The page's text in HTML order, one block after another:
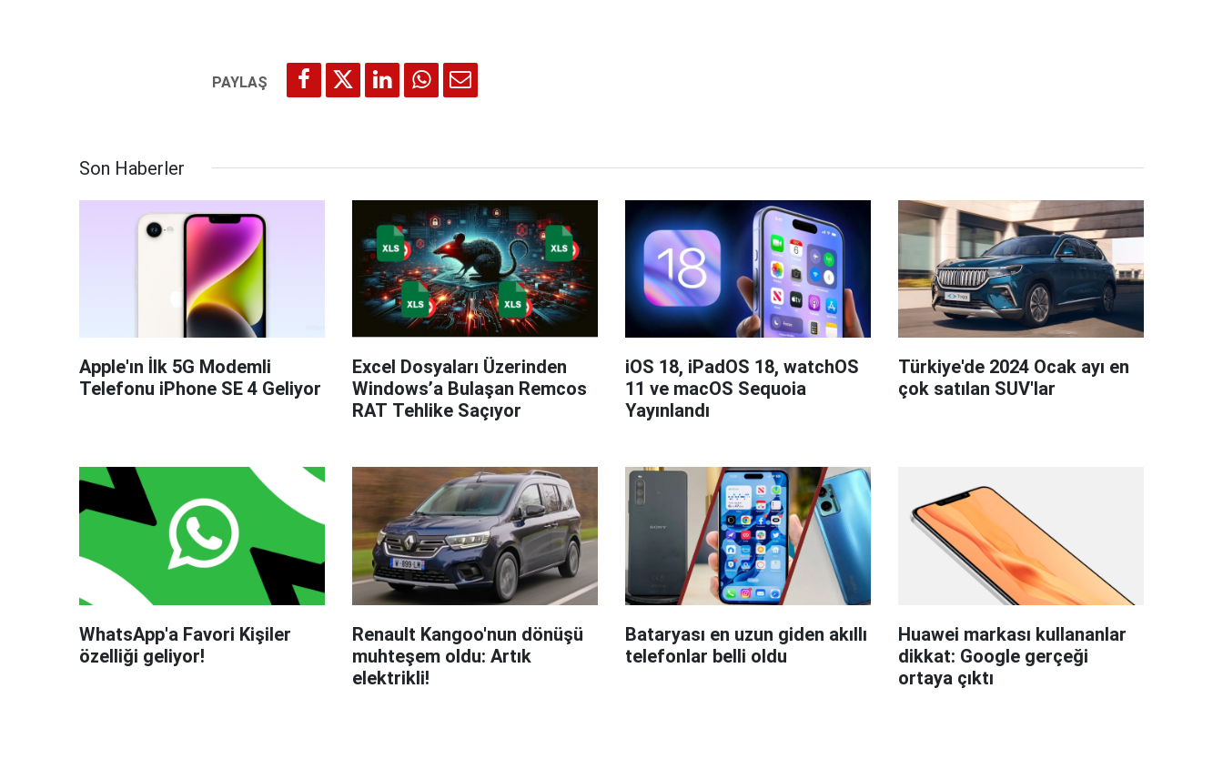
Son Haberler
Apple'ın İlk 5G Modemli
Telefonu iPhone SE 4 Geliyor
Excel Dosyaları Üzerinden
Windows’a Bulaşan Remcos
RAT Tehlike Saçıyor
iOS 18, iPadOS 18, watchOS
11 ve macOS Sequoia
Yayınlandı
Türkiye'de 2024 Ocak ayı en
çok satılan SUV'lar
WhatsApp'a Favori Kişiler
özelliği geliyor!
Renault Kangoo'nun dönüşü
muhteşem oldu: Artık
elektrikli!
Bataryası en uzun giden akıllı
telefonlar belli oldu
Huawei markası kullananlar
dikkat: Google gerçeği
ortaya çıktı